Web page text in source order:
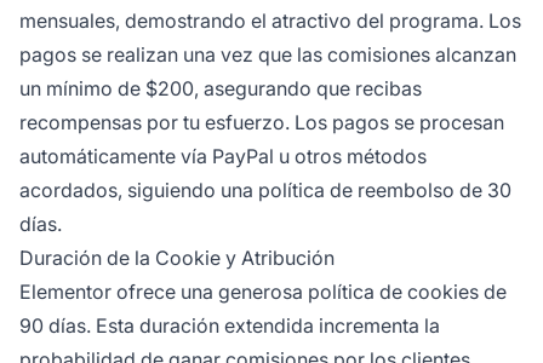
mensuales, demostrando el atractivo del programa. Los
pagos se realizan una vez que las comisiones alcanzan
un mínimo de $200, asegurando que recibas
recompensas por tu esfuerzo. Los pagos se procesan
automáticamente vía PayPal u otros métodos
acordados, siguiendo una política de reembolso de 30
días.
Duración de la Cookie y Atribución
Elementor ofrece una generosa política de cookies de
90 días. Esta duración extendida incrementa la